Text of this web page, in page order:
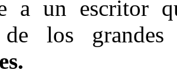
a un escritor
de los